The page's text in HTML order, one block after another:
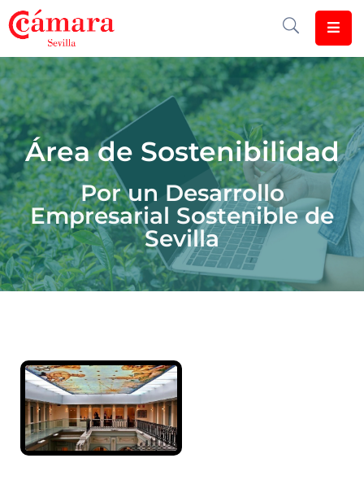
Cámara
De
Comercio
Soluciones
Club
Cámara
Internacional
Formación
Programas
Área de Sostenibilidad
Por un Desarrollo
Empresarial Sostenible de
Sevilla